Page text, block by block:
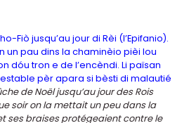
Fiò jusqu’au jour di Rèi (l’Epifanio).
un pau dins la chaminèio pièi lou
dóu tron e de l’encèndi. Li païsan
pèr apara si bèsti di malautié
de Noël jusqu’au jour des Rois
soir on la mettait un peu dans la
ses braises protégeaient contre le